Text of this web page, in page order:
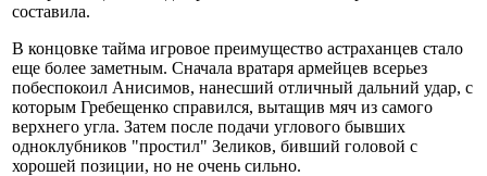
составила.
В концовке тайма игровое преимущество астраханцев стало
еще более заметным. Сначала вратаря армейцев всерьез
побеспокоил Анисимов, нанесший отличный дальний удар, с
которым Гребещенко справился, вытащив мяч из самого
верхнего угла. Затем после подачи углового бывших
одноклубников "простил" Зеликов, бивший головой с
хорошей позиции, но не очень сильно.